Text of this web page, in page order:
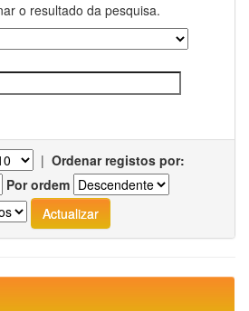
o resultado da pesquisa.
| Ordenar registos por:
Por ordem